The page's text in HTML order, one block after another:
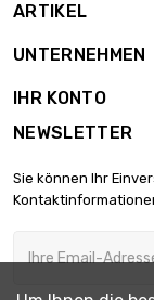
Länge :
Dicke/
Breite :
Dicke/
ARTIKEL
UNTERNEHMEN
IHR KONTO
NEWSLETTER
Sie können Ihr